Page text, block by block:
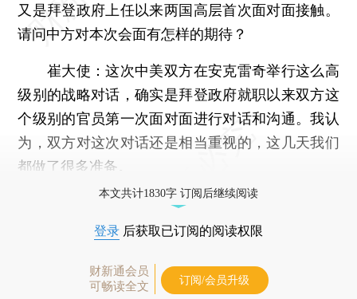
又是拜登政府上任以来两国高层首次面对面接触。
请问中方对本次会面有怎样的期待？
崔大使：这次中美双方在安克雷奇举行这么高
级别的战略对话，确实是拜登政府就职以来双方这
个级别的官员第一次面对面进行对话和沟通。我认
为，双方对这次对话还是相当重视的，这几天我们
都做了很多准备。
本文共计1830字 订阅后继续阅读
登录 后获取已订阅的阅读权限
财新通会员
可畅读全文
订阅/会员升级